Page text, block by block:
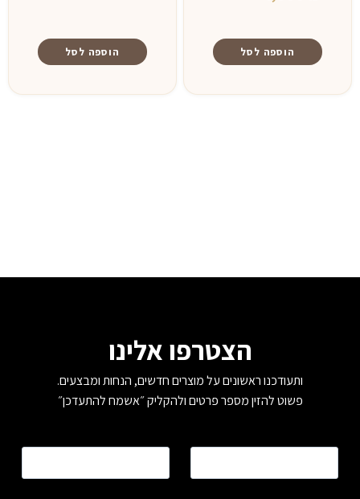
הוספה לסל הוספה לסל
הצטרפו אלינו
ותעודכנו ראשונים על מוצרים חדשים, הנחות ומבצעים.
פשוט להזין מספר פרטים ולהקליק ״אשמח להתעדכן״